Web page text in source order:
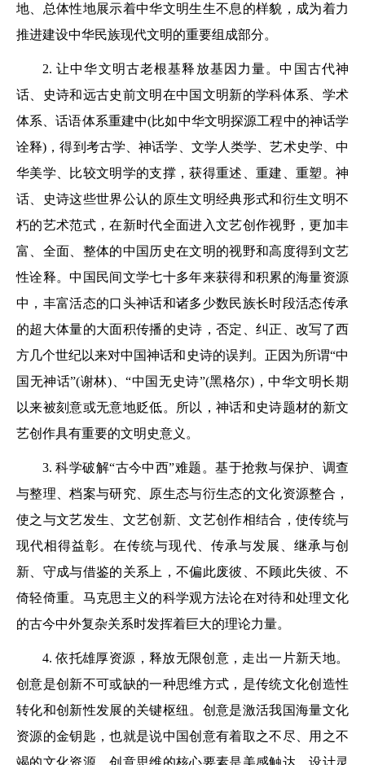
地、总体性地展示着中华文明生生不息的样貌，成为着力
推进建设中华民族现代文明的重要组成部分。
2. 让中华文明古老根基释放基因力量。中国古代神
话、史诗和远古史前文明在中国文明新的学科体系、学术
体系、话语体系重建中(比如中华文明探源工程中的神话学
诠释)，得到考古学、神话学、文学人类学、艺术史学、中
华美学、比较文明学的支撑，获得重述、重建、重塑。神
话、史诗这些世界公认的原生文明经典形式和衍生文明不
朽的艺术范式，在新时代全面进入文艺创作视野，更加丰
富、全面、整体的中国历史在文明的视野和高度得到文艺
性诠释。中国民间文学七十多年来获得和积累的海量资源
中，丰富活态的口头神话和诸多少数民族长时段活态传承
的超大体量的大面积传播的史诗，否定、纠正、改写了西
方几个世纪以来对中国神话和史诗的误判。正因为所谓“中
国无神话”(谢林)、“中国无史诗”(黑格尔)，中华文明长期
以来被刻意或无意地贬低。所以，神话和史诗题材的新文
艺创作具有重要的文明史意义。
3. 科学破解“古今中西”难题。基于抢救与保护、调查
与整理、档案与研究、原生态与衍生态的文化资源整合，
使之与文艺发生、文艺创新、文艺创作相结合，使传统与
现代相得益彰。在传统与现代、传承与发展、继承与创
新、守成与借鉴的关系上，不偏此废彼、不顾此失彼、不
倚轻倚重。马克思主义的科学观方法论在对待和处理文化
的古今中外复杂关系时发挥着巨大的理论力量。
4. 依托雄厚资源，释放无限创意，走出一片新天地。
创意是创新不可或缺的一种思维方式，是传统文化创造性
转化和创新性发展的关键枢纽。创意是激活我国海量文化
资源的金钥匙，也就是说中国创意有着取之不尽、用之不
竭的文化资源。创意思维的核心要素是美感触达、设计灵